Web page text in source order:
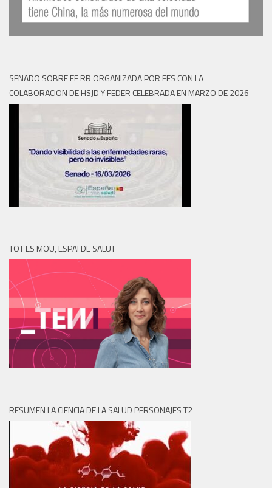
SENADO SOBRE EE RR ORGANIZADA POR FES CON LA
COLABORACION DE HSJD Y FEDER CELEBRADA EN MARZO DE 2026
TOT ES MOU, ESPAI DE SALUT
RESUMEN LA CIENCIA DE LA SALUD PERSONAJES T2